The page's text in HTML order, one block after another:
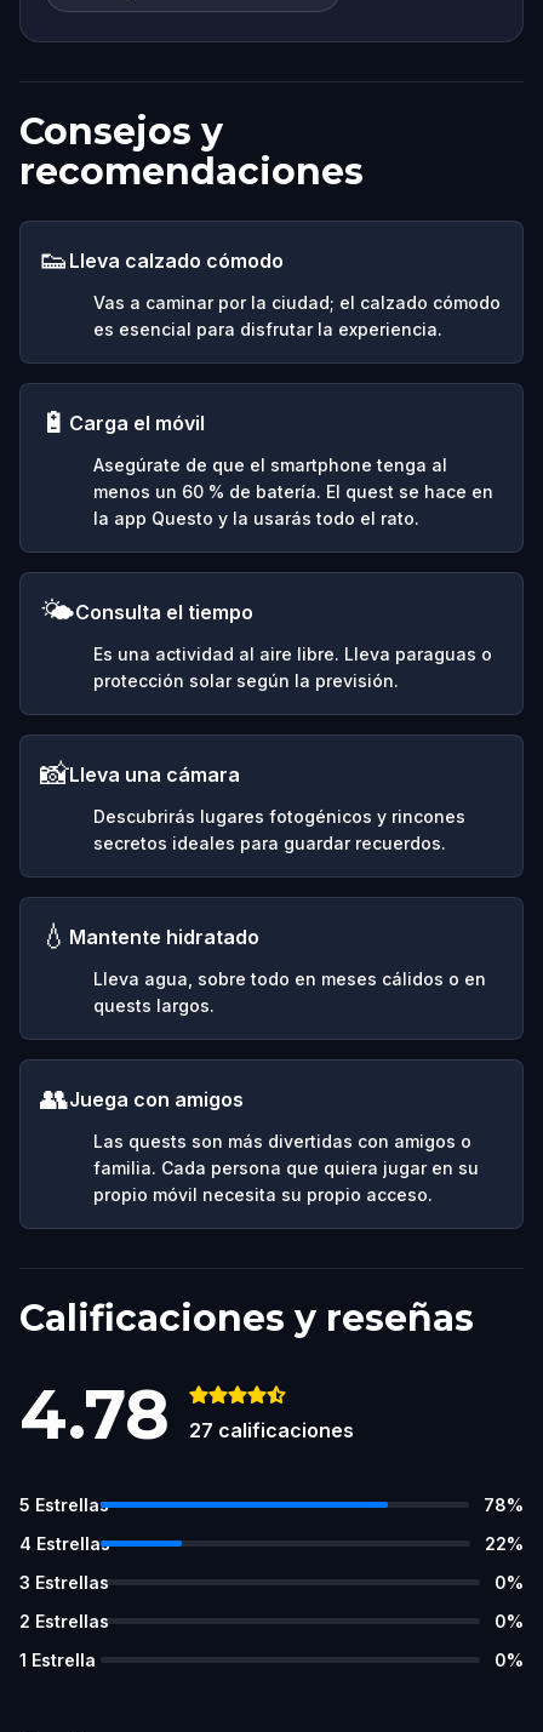
Consejos y
recomendaciones
👟 Lleva calzado cómodo
Vas a caminar por la ciudad; el calzado cómodo
es esencial para disfrutar la experiencia.
🔋 Carga el móvil
Asegúrate de que el smartphone tenga al
menos un 60 % de batería. El quest se hace en
la app Questo y la usarás todo el rato.
🌤️Consulta el tiempo
Es una actividad al aire libre. Lleva paraguas o
protección solar según la previsión.
📸Lleva una cámara
Descubrirás lugares fotogénicos y rincones
secretos ideales para guardar recuerdos.
💧 Mantente hidratado
Lleva agua, sobre todo en meses cálidos o en
quests largos.
👥Juega con amigos
Las quests son más divertidas con amigos o
familia. Cada persona que quiera jugar en su
propio móvil necesita su propio acceso.
Calificaciones y reseñas
4.78 27 calificaciones
5 Estrellas 78%
4 Estrellas 22%
3 Estrellas 0%
2 Estrellas 0%
1 Estrella 0%